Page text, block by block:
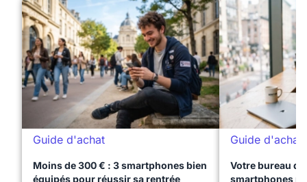
Guide d'achat
Moins de 300 € : 3 smartphones bien
équipés pour réussir sa rentrée
Guide d'achat
Votre bureau
smartphones